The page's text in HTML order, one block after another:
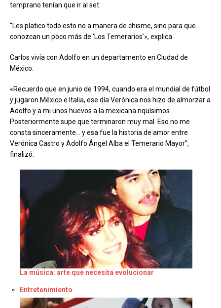
temprano tenían que ir al set.
“Les platico todo esto no a manera de chisme, sino para que
conozcan un poco más de ‘Los Temerarios’», explica
Carlos vivía con Adolfo en un departamento en Ciudad de
México.
«Recuerdo que en junio de 1994, cuando era el mundial de fútbol
y jugaron México e Italia, ese día Verónica nos hizo de almorzar a
Adolfo y a mi unos huevos a la mexicana riquísimos.
Posteriormente supe que terminaron muy mal. Eso no me
consta sinceramente… y esa fue la historia de amor entre
Verónica Castro y Adolfo Ángel Alba el Temerario Mayor”,
finalizó
La música: arte que necesita evolucionar
Respecto a
Entretenimiento